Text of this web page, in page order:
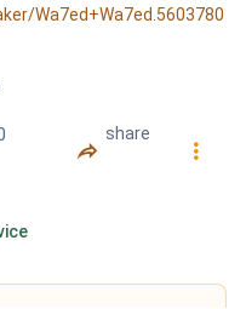
تبقي عرفتي / إنك ماتستاهلينيش / أنا سوبرمان أ...
Wa7ed+Wa7ed.5603780
󰤲
share
󰇙